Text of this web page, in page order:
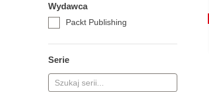
Wydawca
Packt Publishing
Serie